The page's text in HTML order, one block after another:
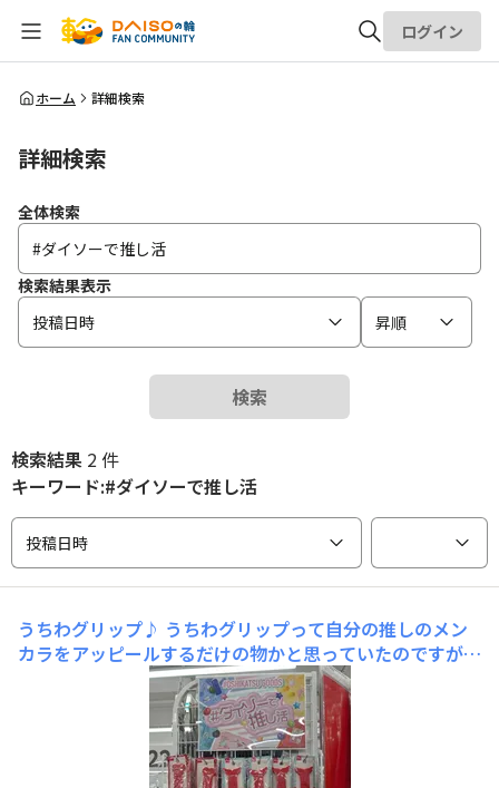
全体検索
ログイン
ホーム 詳細検索
詳細検索
全体検索
検索結果表示
投稿日時
昇順
検索
検索結果 2 件
キーワード:#ダイソーで推し活
投稿日時
うちわグリップ♪ うちわグリップって自分の推しのメン
カラをアッピールするだけの物かと思っていたのですが、
購入してみたらすごく持ちやすくなるんですね！ 今回の
Number_iのライブはうちわフリフリしながらコール&レ
スポンスする指示もメンバーからあったので、持ちやすく
なって楽しみです。ちなみに岸担💜なので紫購入